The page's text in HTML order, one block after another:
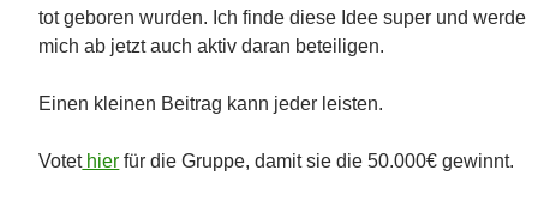
tot geboren wurden. Ich finde diese Idee super und werde
mich ab jetzt auch aktiv daran beteiligen.
Einen kleinen Beitrag kann jeder leisten.
Votethier für die Gruppe, damit sie die 50.000€ gewinnt.